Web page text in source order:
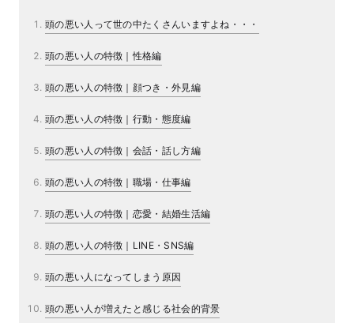
頭の悪い人って世の中たくさんいますよね・・・
頭の悪い人の特徴｜性格編
頭の悪い人の特徴｜顔つき・外見編
頭の悪い人の特徴｜行動・態度編
頭の悪い人の特徴｜会話・話し方編
頭の悪い人の特徴｜職場・仕事編
頭の悪い人の特徴｜恋愛・結婚生活編
頭の悪い人の特徴｜LINE・SNS編
頭の悪い人になってしまう原因
頭の悪い人が増えたと感じる社会的背景